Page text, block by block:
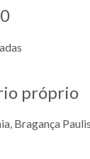
próprio
Bragança